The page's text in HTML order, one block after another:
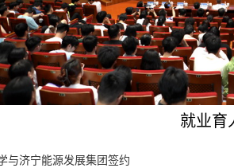
就业育
与济宁能源发展集团签约